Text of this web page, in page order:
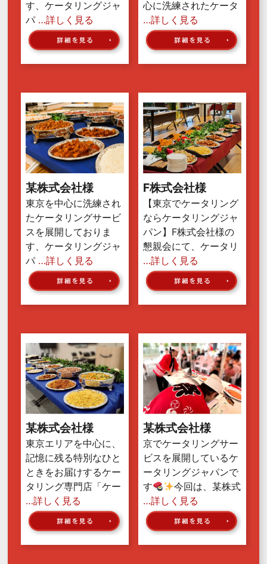
す、ケータリングジャ
パ …詳しく見る
心に洗練されたケータ
…詳しく見る
某株式会社様
東京を中心に洗練され
たケータリングサービ
スを展開しておりま
す、ケータリングジャ
パ …詳しく見る
F株式会社様
【東京でケータリング
ならケータリングジャ
パン】F株式会社様の
懇親会にて、ケータリ
…詳しく見る
某株式会社様
東京エリアを中心に、
記憶に残る特別なひと
ときをお届けするケー
タリング専門店「ケー
…詳しく見る
某株式会社様
京でケータリングサー
ビスを展開しているケ
ータリングジャパンで
す
今回は、某株式
…詳しく見る